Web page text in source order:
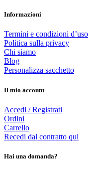
Informazioni
Termini e condizioni d’uso
Politica sulla privacy
Chi siamo
Blog
Personalizza sacchetto
Il mio account
Accedi / Registrati
Ordini
Carrello
Recedi dal contratto qui
Hai una domanda?